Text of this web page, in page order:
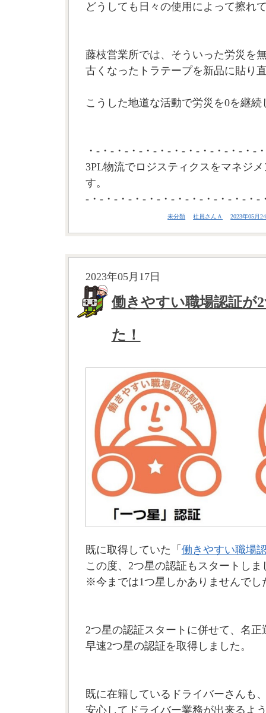
どうしても日々の使用によって擦れ
藤枝営業所では、そういった労災を
古くなったトラテープを新品に貼り
こうした地道な活動で労災を0を継
・-・-・-・-・-・-・-・-・-・-・-・-
3PL物流でロジスティクスをマネジ
す。
-・-・-・-・-・-・-・-・-・-・-・-・-
未分類 社員さんＡ 2023年05月
2023年05月17日
働きやすい職場認証が
た！
既に取得していた「 働きやすい職場
この度、2つ星の認証もスタートしま
※今までは1つ星しかありませんでし
2つ星の認証スタートに併せて、名正
早速2つ星の認証を取得しました。
既に在籍しているドライバーさんも
安心してドライバー業務が出来るよ